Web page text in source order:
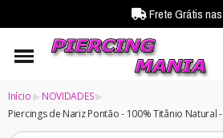
Frete Grátis
Início
NOVIDADES
Piercings de Nariz Pontão - 100% Titânio Natural